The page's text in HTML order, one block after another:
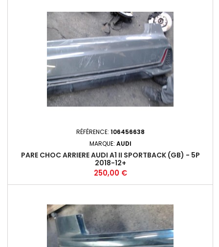
RÉFÉRENCE: 106456638
MARQUE: AUDI
PARE CHOC ARRIERE AUDI A1 II SPORTBACK (GB) - 5P
2018-12+
Prix
250,00 €